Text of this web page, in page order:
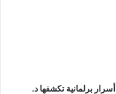
أسرار برلمانية تكشفها د.